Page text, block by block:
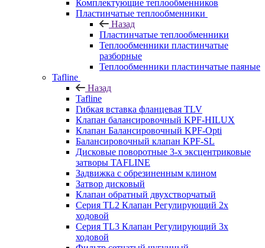
Комплектующие теплообменников
Пластинчатые теплообменники
Назад
Пластинчатые теплообменники
Теплообменники пластинчатые
разборные
Теплообменники пластинчатые паяные
Tafline
Назад
Tafline
Гибкая вставка фланцевая TLV
Клапан балансировочный KPF-HILUX
Клапан Балансировочный KPF-Opti
Балансировочный клапан KPF-SL
Дисковые поворотные 3-х эксцентриковые
затворы TAFLINE
Задвижка с обрезиненным клином
Затвор дисковый
Клапан обратный двухстворчатый
Серия TL2 Клапан Регулирующий 2х
ходовой
Серия TL3 Клапан Регулирующий 3х
ходовой